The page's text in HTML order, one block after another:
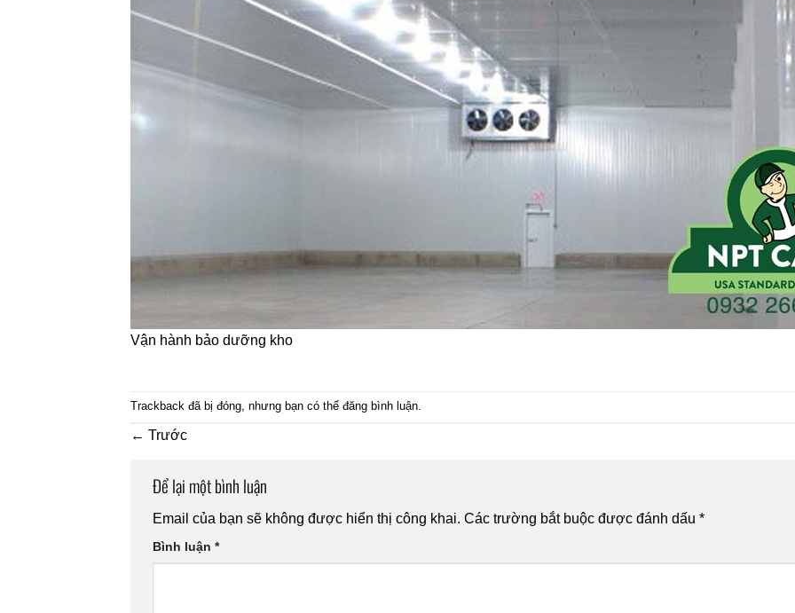
Vận hành bảo dưỡng kho
Trackback đã bị đóng, nhưng bạn có thể đăng bình luận.
← Trước
Để lại một bình luận
Email của bạn sẽ không được hiển thị công khai. Các trường bắt buộc được đánh dấu *
Bình luận *